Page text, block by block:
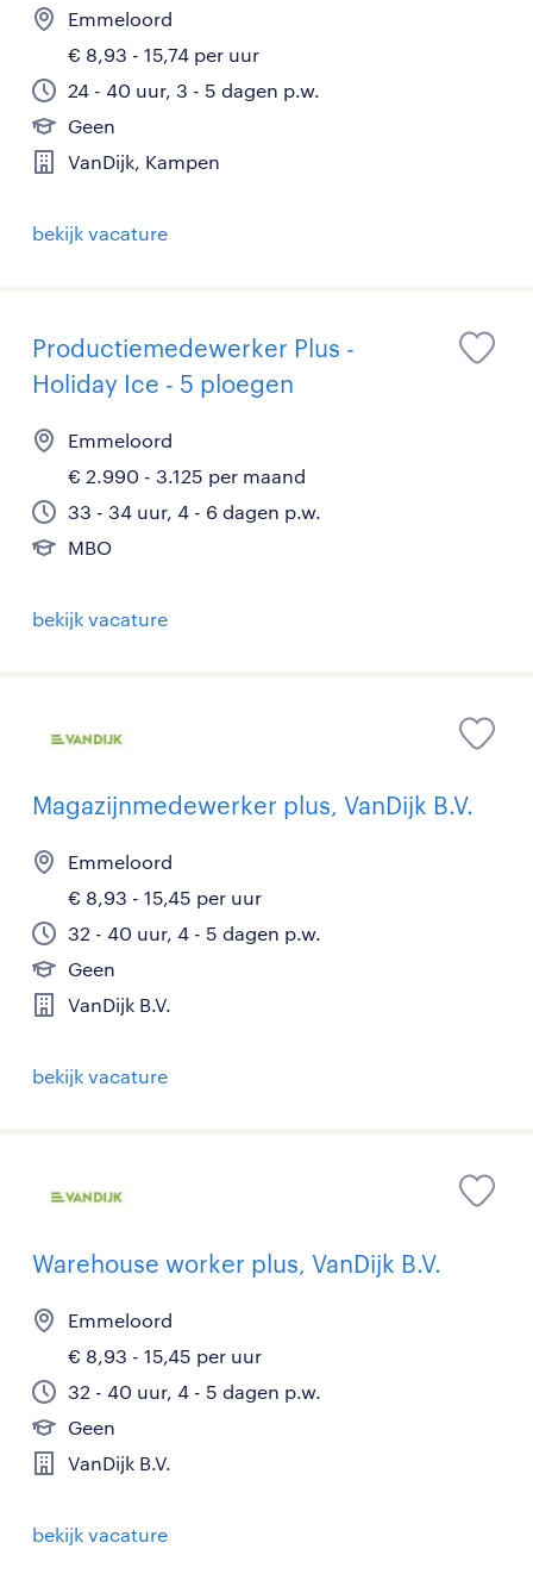
Emmeloord
€ 8,93 - 15,74 per uur
24 - 40 uur, 3 - 5 dagen p.w.
Geen
VanDijk, Kampen
bekijk vacature
Productiemedewerker Plus -
Holiday Ice - 5 ploegen
Emmeloord
€ 2.990 - 3.125 per maand
33 - 34 uur, 4 - 6 dagen p.w.
MBO
bekijk vacature
Magazijnmedewerker plus, VanDijk B.V.
Emmeloord
€ 8,93 - 15,45 per uur
32 - 40 uur, 4 - 5 dagen p.w.
Geen
VanDijk B.V.
bekijk vacature
Warehouse worker plus, VanDijk B.V.
Emmeloord
€ 8,93 - 15,45 per uur
32 - 40 uur, 4 - 5 dagen p.w.
Geen
VanDijk B.V.
bekijk vacature